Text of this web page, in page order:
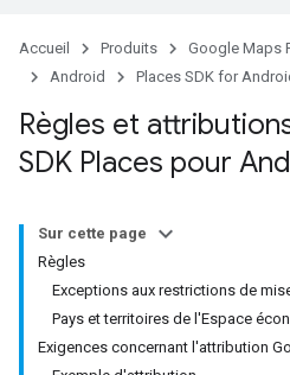
Accueil Produits Google Maps
Android
Places SDK for
Règles et
SDK Places pour
Sur cette page
Règles
Exceptions aux restrictions de
Pays et territoires de l'Espace
Exigences concernant l'attribution